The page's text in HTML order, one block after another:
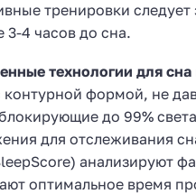
тренировки следует
3-4 часов до сна.
технологии для сна
контурной формой, не
до 99%
для отслеживания
анализируют
оптимальное время